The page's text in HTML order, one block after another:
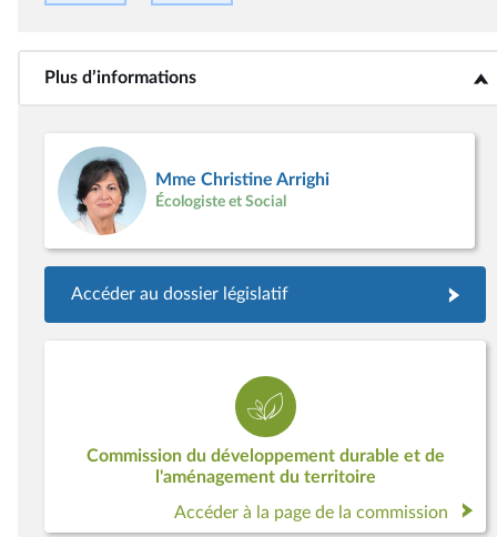
Plus d’informations<b>Plus d’informations</b>
Mme Christine Arrighi
Écologiste et Social
Accéder au dossier législatif
Commission du développement durable et de
l'aménagement du territoire
Accéder à la page de la commission